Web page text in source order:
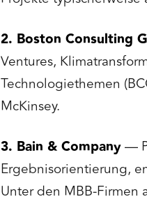
2. Boston Consulting
Ventures,
Technologiethemen
McKinsey.
3. Bain & Company—
Ergebnisorientierung,
Unter den MBB-Firmen